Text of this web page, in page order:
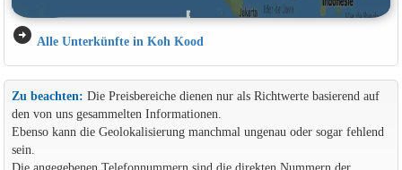
arrow_circle_right Alle Unterkünfte in Koh Kood
Zu beachten: Die Preisbereiche dienen nur als Richtwerte basierend auf
den von uns gesammelten Informationen.
Ebenso kann die Geolokalisierung manchmal ungenau oder sogar fehlend
sein.